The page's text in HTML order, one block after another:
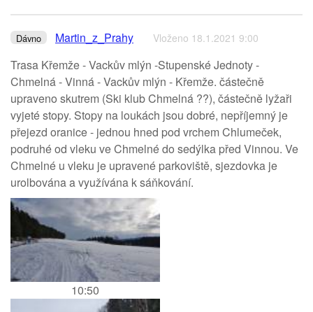
Dávno Martin_z_Prahy Vloženo 18.1.2021 9:00
Trasa Křemže - Vackův mlýn -Stupenské Jednoty -
Chmelná - Vinná - Vackův mlýn - Křemže. částečně
upraveno skutrem (Ski klub Chmelná ??), částečně lyžaři
vyjeté stopy. Stopy na loukách jsou dobré, nepříjemný je
přejezd oranice - jednou hned pod vrchem Chlumeček,
podruhé od vleku ve Chmelné do sedýlka před Vinnou. Ve
Chmelné u vleku je upravené parkoviště, sjezdovka je
urolbována a využívána k sáňkování.
10:50